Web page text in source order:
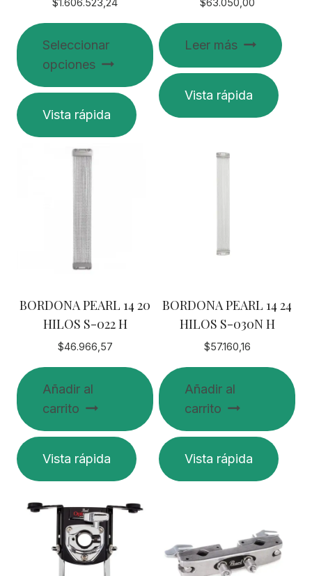
$1.606.523,24
Seleccionar
opciones
Este
producto
tiene
la
página
producto
Vista rápida
$63.050,00
Leer más
Vista rápida
BORDONA PEARL 14 20
HILOS S-022 H
$46.966,57
Añadir al
carrito
Vista rápida
BORDONA PEARL 14 24
HILOS S-030N H
$57.160,16
Añadir al
carrito
Vista rápida